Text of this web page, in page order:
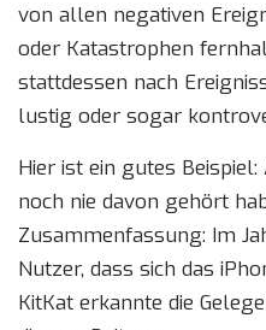
von allen negativen
oder Katastrophen
stattdessen nach
lustig oder sogar
Hier ist ein gutes
noch nie davon gehört
Zusammenfassung: Im
Nutzer, dass sich das
KitKat erkannte die